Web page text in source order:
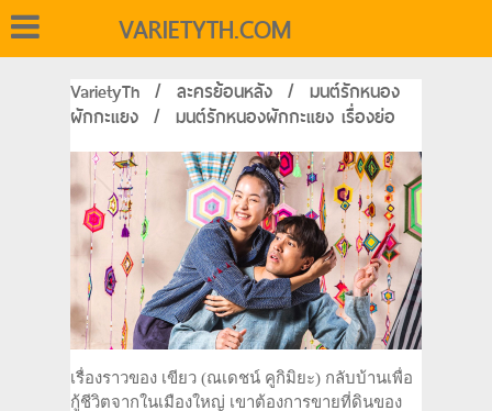
VARIETYTH.COM
VarietyTh / ละครย้อนหลัง / มนต์รักหนอง
ผักกะแยง / มนต์รักหนองผักกะแยง เรื่องย่อ
เรื่องราวของ เขียว (ณเดชน์ คูกิมิยะ) กลับบ้านเพื่อ
กู้ชีวิตจากในเมืองใหญ่ เขาต้องการขายที่ดินของ